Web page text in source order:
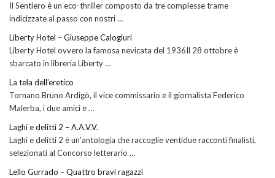
Il Sentiero è un eco-thriller composto da tre complesse trame
indicizzate al passo con nostri …
Liberty Hotel – Giuseppe Calogiuri
Liberty Hotel ovvero la famosa nevicata del 1936Il 28 ottobre è
sbarcato in libreria Liberty …
La tela dell’eretico
Tornano Bruno Ardigò, il vice commissario e il giornalista Federico
Malerba, i due amici e …
Laghi e delitti 2 – A.A.V.V.
Laghi e delitti 2 è un’antologia che raccoglie ventidue racconti finalisti,
selezionati al Concorso letterario …
Lello Gurrado – Quattro bravi ragazzi